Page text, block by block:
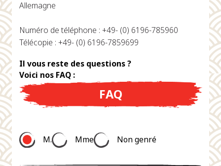
Allemagne
Numéro de téléphone : +49- (0) 6196-785960
Télécopie : +49- (0) 6196-7859699
Il vous reste des questions ?
Voici nos FAQ :
FAQ
M. Mme Non genré